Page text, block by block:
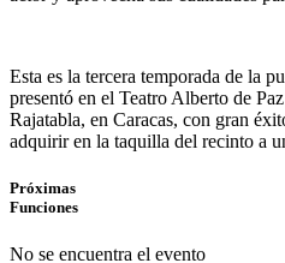
Esta es la tercera temporada de la
presentó en el Teatro Alberto de
Rajatabla, en Caracas, con gran
adquirir en la taquilla del recinto a
Próximas
Funciones
No se encuentra el evento